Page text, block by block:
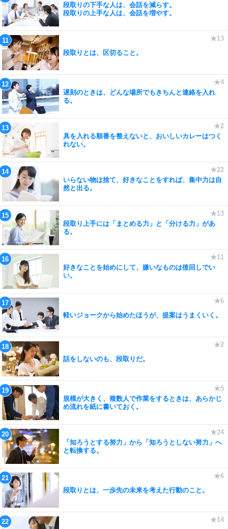
段取りの下手な人は、会話を減らす。
段取りの上手な人は、会話を増やす。
段取りとは、区切ること。
遅刻のときは、どんな場所でもきちんと連絡を入れ
る。
具を入れる順番を整えないと、おいしいカレーはつく
れない。
いらない物は捨て、好きなことをすれば、集中力は自
然と出る。
段取り上手には「まとめる力」と「分ける力」があ
る。
好きなことを始めにして、嫌いなものは後回しでい
い。
軽いジョークから始めたほうが、提案はうまくいく。
話をしないのも、段取りだ。
規模が大きく、複数人で作業をするときは、あらかじ
め流れを紙に書いておく。
「知ろうとする努力」から「知ろうとしない努力」へ
と転換する。
段取りとは、一歩先の未来を考えた行動のこと。